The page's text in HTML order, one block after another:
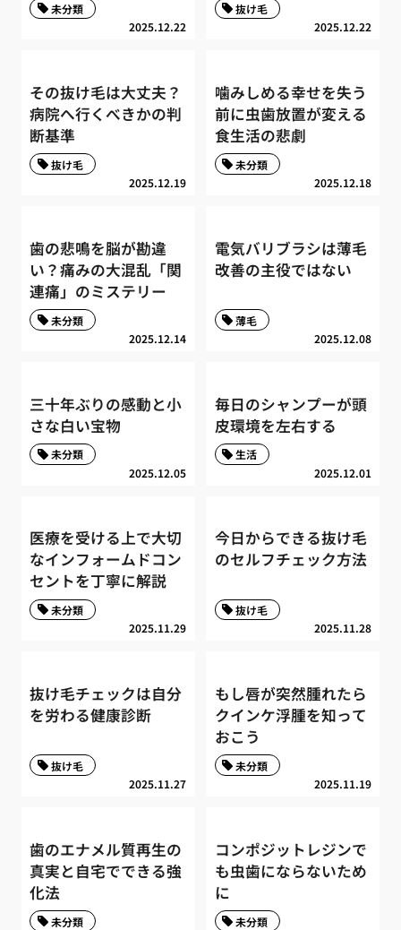
2025.12.22
未分類
2025.12.22
抜け毛
その抜け毛は大丈夫？
病院へ行くべきかの判
断基準
2025.12.19
抜け毛
噛みしめる幸せを失う
前に虫歯放置が変える
食生活の悲劇
2025.12.18
未分類
歯の悲鳴を脳が勘違
い？痛みの大混乱「関
連痛」のミステリー
2025.12.14
未分類
電気バリブラシは薄毛
改善の主役ではない
2025.12.08
薄毛
三十年ぶりの感動と小
さな白い宝物
2025.12.05
未分類
毎日のシャンプーが頭
皮環境を左右する
2025.12.01
生活
医療を受ける上で大切
なインフォームドコン
セントを丁寧に解説
2025.11.29
未分類
今日からできる抜け毛
のセルフチェック方法
2025.11.28
抜け毛
抜け毛チェックは自分
を労わる健康診断
2025.11.27
抜け毛
もし唇が突然腫れたら
クインケ浮腫を知って
おこう
2025.11.19
未分類
歯のエナメル質再生の
真実と自宅でできる強
化法
未分類
コンポジットレジンで
も虫歯にならないため
に
未分類